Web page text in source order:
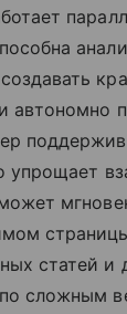
автономно
упрощает
статей и
сложным